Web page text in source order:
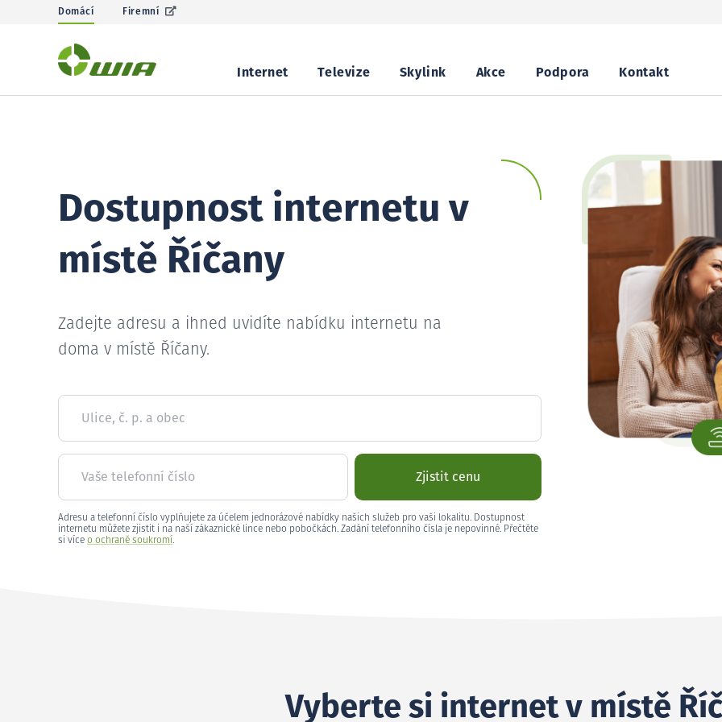
Domácí Firemní
Internet Televize Skylink Akce Podpora Kontakt
Dostupnost internetu v
místě Říčany
Zadejte adresu a ihned uvidíte nabídku internetu na
doma v místě Říčany.
Ulice, č. p. a obec
Vaše telefonní číslo Zjistit cenu
Adresu a telefonní číslo vyplňujete za účelem jednorázové nabídky našich služeb pro vaši lokalitu. Dostupnost
internetu můžete zjistit i na naší zákaznické lince nebo pobočkách. Zadání telefonního čísla je nepovinné. Přečtěte
si více o ochraně soukromí.
Vyberte si internet v místě